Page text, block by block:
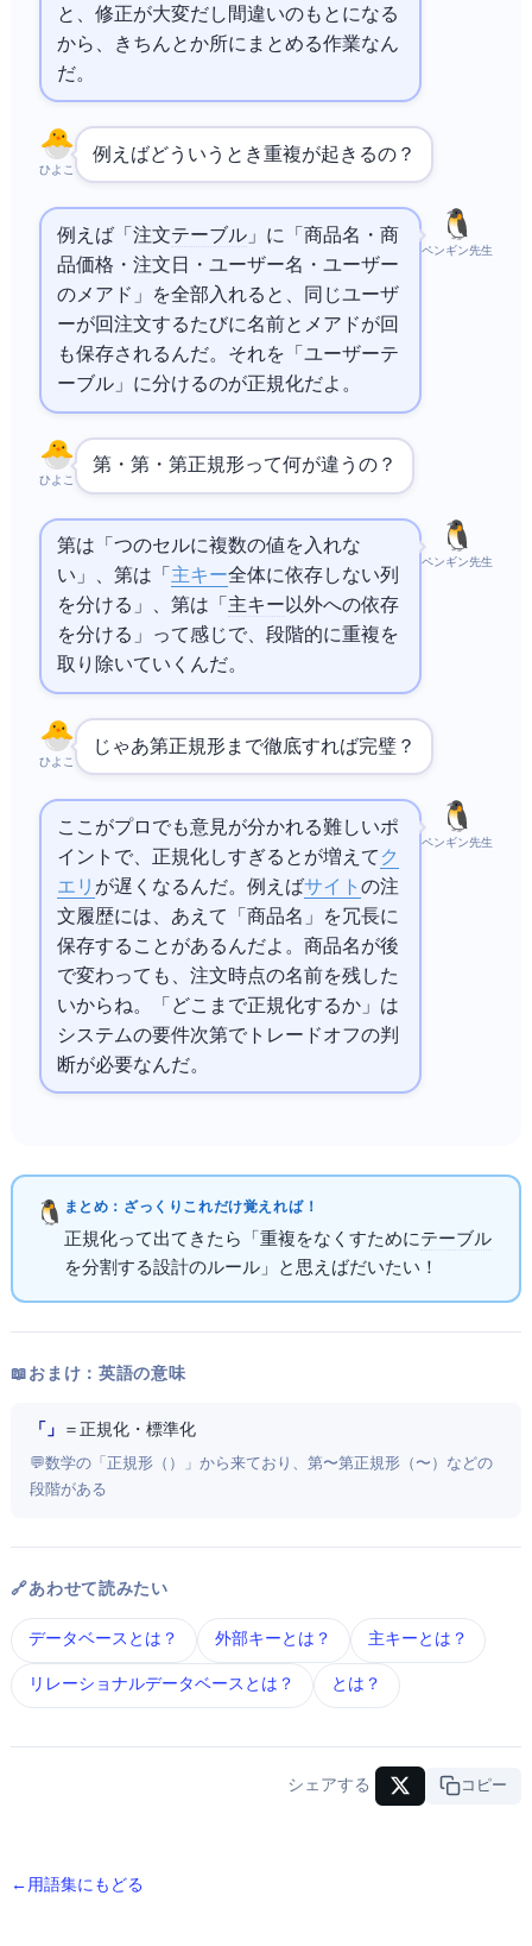
と、修正が大変だし間違いのもとになる
から、きちんと1か所にまとめる作業なん
だ。
ひよこ
例えばどういうとき重複が起きるの？
ペンギン先生
例えば「注文テーブル」に「商品名・商
品価格・注文日・ユーザー名・ユーザー
のメアド」を全部入れると、同じユーザ
ーが10回注文するたびに名前とメアドが10回
も保存されるんだ。それを「ユーザーテ
ーブル」に分けるのが正規化だよ。
ひよこ
第1・第2・第3正規形って何が違うの？
ペンギン先生
第1は「1つのセルに複数の値を入れな
い」、第2は「 主キー全体に依存しない列
を分ける」、第3は「 主キー以外への依存
を分ける」って感じで、段階的に重複を
取り除いていくんだ。
ひよこ
じゃあ第3正規形まで徹底すれば完璧？
ペンギン先生
ここがプロでも意見が分かれる難しいポ
イントで、正規化しすぎると が増えて ク
エリ が遅くなるんだ。例えばECサイト の注
文履歴には、あえて「商品名」を冗長に
保存することがあるんだよ。商品名が後
で変わっても、注文時点の名前を残した
いからね。「どこまで正規化するか」は
システムの要件次第でトレードオフの判
断が必要なんだ。
まとめ：ざっくりこれだけ覚えればOK！
正規化って出てきたら「重複をなくすためにテーブル
を分割するDB設計のルール」と思えばだいたいOK！
📖 おまけ：英語の意味
「Normalization」 ＝ 正規化・標準化
💬 数学の「正規形（Normal Form）」から来ており、第1〜第5正規形（1NF〜5NF）などの
段階がある
🔗 あわせて読みたい
データベース とは？ 外部キー とは？ 主キー とは？
リレーショナルデータベース とは？ SQL とは？
シェアする URLコピー
← 用語集にもどる